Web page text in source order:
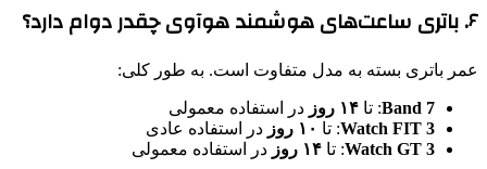
۶. باتری ساعت‌های هوشمند هوآوی چقدر دوام دارد؟
عمر باتری بسته به مدل متفاوت است. به طور کلی:
Band 7: تا ۱۴ روز
در استفاده معمولی
Watch FIT 3: تا ۱۰ روز
در استفاده عادی
Watch GT 3: تا ۱۴ روز در استفاده معمولی